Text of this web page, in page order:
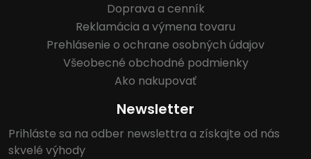
Doprava a cenník
Reklamácia a výmena tovaru
Prehlásenie o ochrane osobných údajov
Všeobecné obchodné podmienky
Ako nakupovať
Newsletter
Prihláste sa na odber newslettra a získajte od nás
skvelé výhody